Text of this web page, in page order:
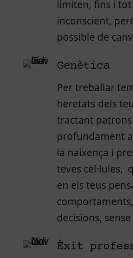
limiten, fins i
inconscient,
possible de
Genètica
Per treballar
heretats dels
tractant
profundament
la naixença i
teves cèl·lules,
en els teus
decisions,
Èxit